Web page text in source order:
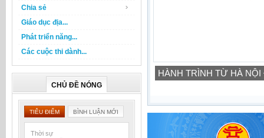
Chia sẻ
Giáo dục địa...
Phát triển năng...
Các cuộc thi dành...
CHỦ ĐỀ NÓNG
TIÊU ĐIỂM BÌNH LUẬN MỚI
Thời sự
HÀNH TRÌNH TỪ HÀ